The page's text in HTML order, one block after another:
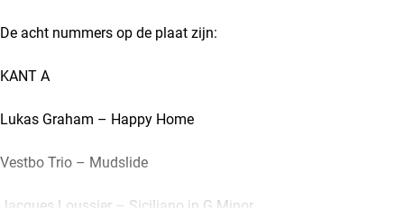
De acht nummers op de plaat zijn:
KANT A
Lukas Graham – Happy Home
Vestbo Trio – Mudslide